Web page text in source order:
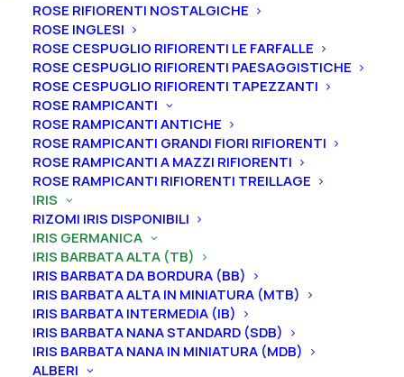
ROSE RIFIORENTI NOSTALGICHE
ROSE INGLESI
ROSE CESPUGLIO RIFIORENTI LE FARFALLE
ROSE CESPUGLIO RIFIORENTI PAESAGGISTICHE
ROSE CESPUGLIO RIFIORENTI TAPEZZANTI
ROSE RAMPICANTI
ROSE RAMPICANTI ANTICHE
ROSE RAMPICANTI GRANDI FIORI RIFIORENTI
ROSE RAMPICANTI A MAZZI RIFIORENTI
ROSE RAMPICANTI RIFIORENTI TREILLAGE
IRIS
RIZOMI IRIS DISPONIBILI
IRIS GERMANICA
IRIS BARBATA ALTA (TB)
IRIS BARBATA DA BORDURA (BB)
IRIS BARBATA ALTA IN MINIATURA (MTB)
IRIS BARBATA INTERMEDIA (IB)
IRIS BARBATA NANA STANDARD (SDB)
IRIS BARBATA NANA IN MINIATURA (MDB)
ALBERI
Iris germanica “Superhero”
From5,00€
L’iris germanica “Superhero” ha vessilli bianchi con
alone ocra-oro, ali nero-marrone con grande raggio
di sole dorato, barbe dorate. Altezza 97 cm. Fioritura
da intermedia a tardiva.
Iris in vasosono disponibili in
mentre irizomidiIrissono
periodo che vada luglio a settembre.
Formato